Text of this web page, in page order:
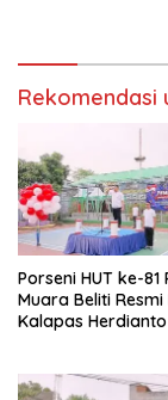
Rekomendasi
Porseni HUT ke-81
Muara Beliti
Kalapas